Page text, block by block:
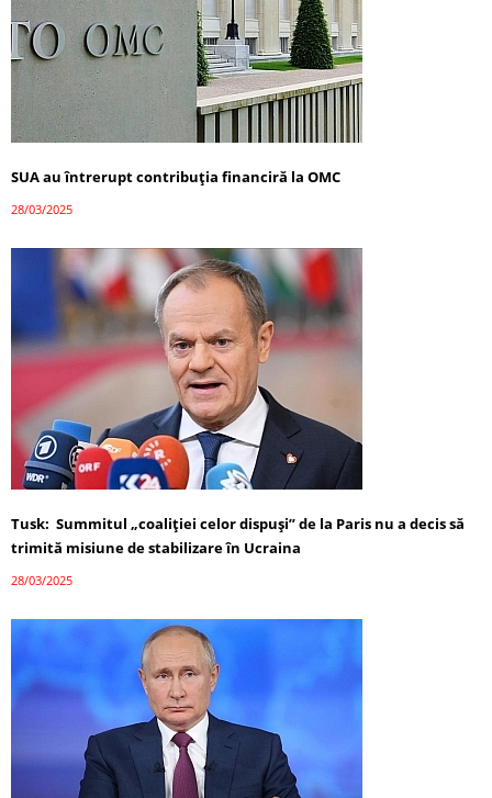
SUA au întrerupt contribuția financiră la OMC
28/03/2025
Tusk: Summitul „coaliției celor dispuși” de la Paris nu a decis să
trimită misiune de stabilizare în Ucraina
28/03/2025